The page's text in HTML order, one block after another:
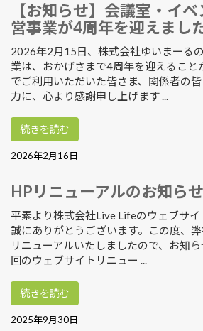
【お知らせ】会議室・イ
営事業が4周年を迎えまし
2026年2月15日、株式会社ゆいまーる
業は、おかげさまで4周年を迎えること
でご利用いただいた皆さま、関係者の
力に、心より感謝申し上げます ...
続きを読む
2026年2月16日
HPリニューアルのお知らせ
平素より株式会社Live Lifeのウェブサイ
誠にありがとうございます。この度、
リニューアルいたしましたので、お知
回のウェブサイトリニュー ...
続きを読む
2025年9月30日